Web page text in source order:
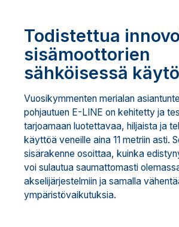
Todistettua
sisämoottorien
sähköisessä
Vuosikymmenten merialan
pohjautuen E-LINE on kehitetty ja
tarjoamaan luotettavaa, hiljaista ja
käyttöä veneille aina 11 metriin asti.
sisärakenne osoittaa, kuinka
voi sulautua saumattomasti
akselijärjestelmiin ja samalla
ympäristövaikutuksia.